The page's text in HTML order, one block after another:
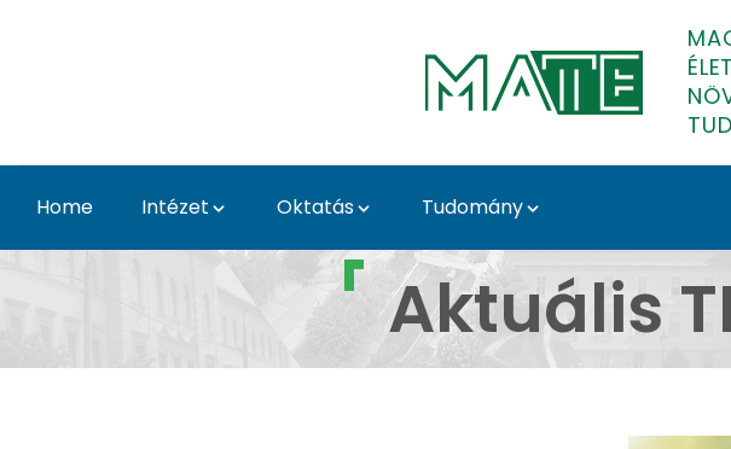
Home Intézet Oktatás Tudomány
Aktuális TDK információk -
Aktuális